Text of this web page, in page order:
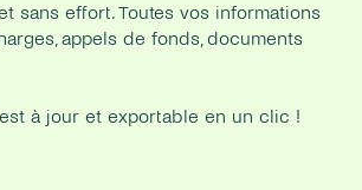
sans effort. Toutes vos informations
appels de fonds, documents
à jour et exportable en un clic !